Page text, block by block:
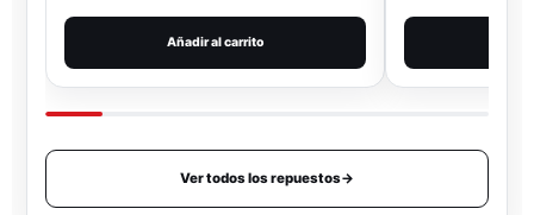
Añadir al carrito
Ver todos los repuestos→